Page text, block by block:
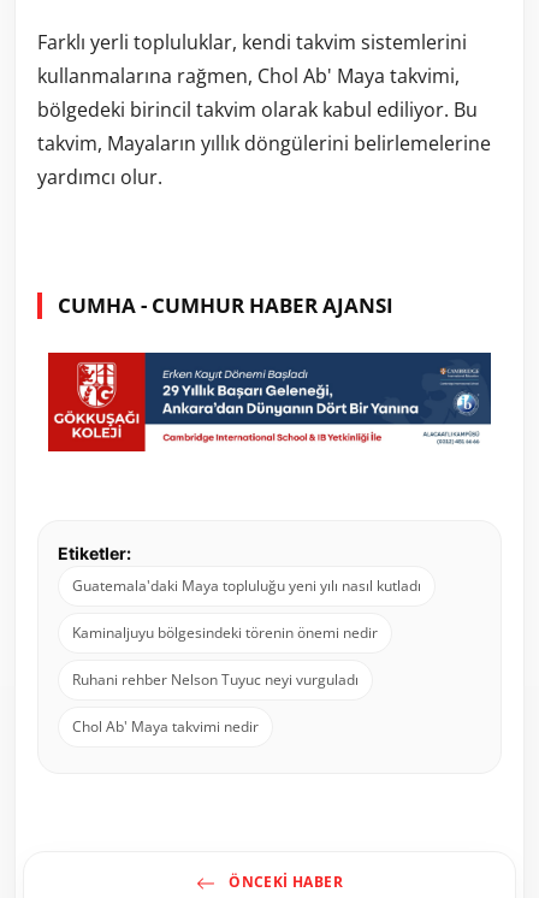
Farklı yerli topluluklar, kendi takvim sistemlerini
kullanmalarına rağmen, Chol Ab' Maya takvimi,
bölgedeki birincil takvim olarak kabul ediliyor. Bu
takvim, Mayaların yıllık döngülerini belirlemelerine
yardımcı olur.
CUMHA - CUMHUR HABER AJANSI
Etiketler:
Guatemala'daki Maya topluluğu yeni yılı nasıl kutladı
Kaminaljuyu bölgesindeki törenin önemi nedir
Ruhani rehber Nelson Tuyuc neyi vurguladı
Chol Ab' Maya takvimi nedir
ÖNCEKI HABER